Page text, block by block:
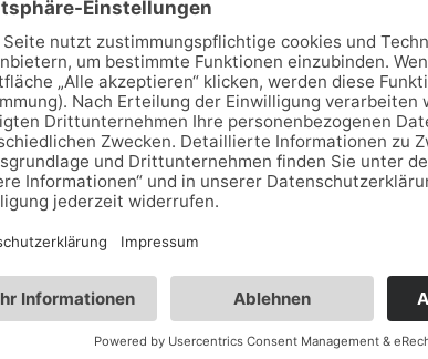
zur Einkehr und zum Abschalten
zum Ausruhen.